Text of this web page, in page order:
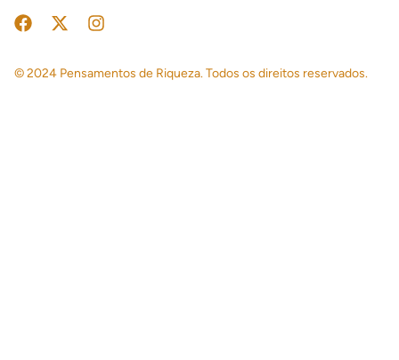
© 2024 Pensamentos de Riqueza. Todos os direitos reservados.